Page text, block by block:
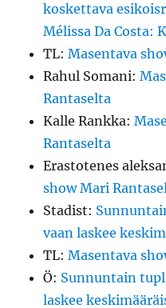
koskettava
Mélissa Da Costa:
TL:Masentava
Rahul Somani:
Rantaselta
Kalle Rankka:
Rantaselta
Erastotenes
show Mari
Stadist:
vaan laskee
TL:Masentava
Ö: Sunnuntain
laskee